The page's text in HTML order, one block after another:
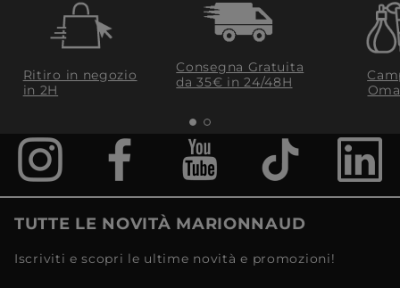
Ritiro in negozio
in 2H
Consegna Gratuita
da 35€​ in 24/48H
TUTTE LE NOVITÀ MARIONNAUD
Iscriviti e scopri le ultime novità e promozioni!